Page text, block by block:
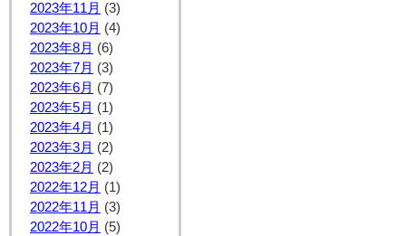
2023年11月 (3)
2023年10月 (4)
2023年8月 (6)
2023年7月 (3)
2023年6月 (7)
2023年5月 (1)
2023年4月 (1)
2023年3月 (2)
2023年2月 (2)
2022年12月 (1)
2022年11月 (3)
2022年10月 (5)